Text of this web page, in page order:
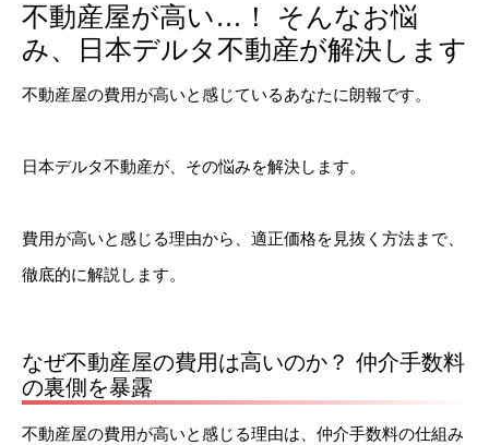
不動産屋が高い…！ そんなお悩
み、日本デルタ不動産が解決します
不動産屋の費用が高いと感じているあなたに朗報です。
日本デルタ不動産が、その悩みを解決します。
費用が高いと感じる理由から、適正価格を見抜く方法まで、
徹底的に解説します。
なぜ不動産屋の費用は高いのか？ 仲介手数料
の裏側を暴露
不動産屋の費用が高いと感じる理由は、仲介手数料の仕組み